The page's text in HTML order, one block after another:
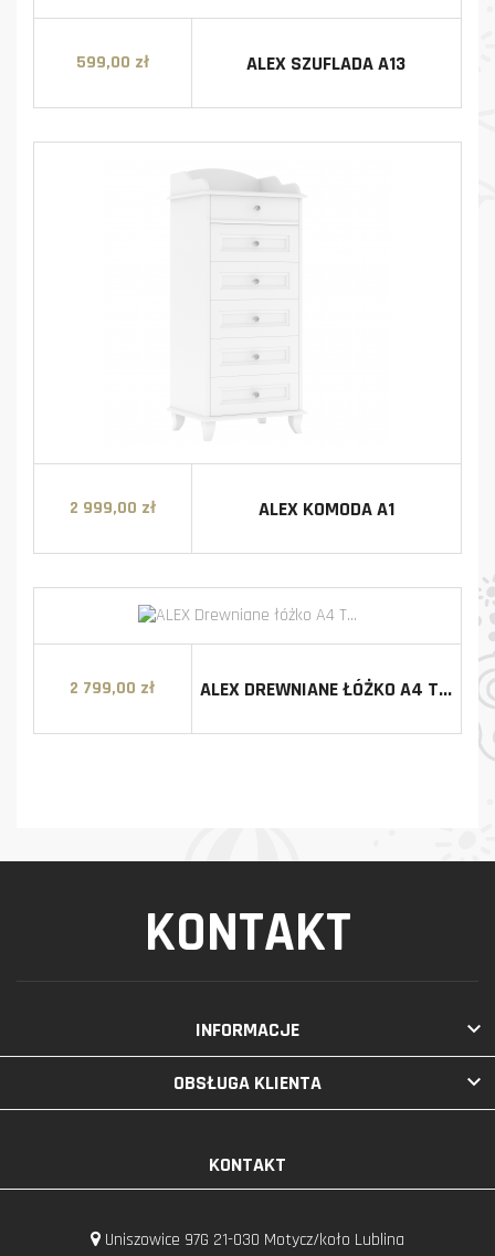
Cena
599,00 zł ALEX SZUFLADA A13
Cena
2 999,00 zł ALEX KOMODA A1
Cena
2 799,00 zł ALEX DREWNIANE ŁÓŻKO A4 T...
KONTAKT
INFORMACJE 
OBSŁUGA KLIENTA 
KONTAKT
Uniszowice 97G 21-030 Motycz/koło Lublina